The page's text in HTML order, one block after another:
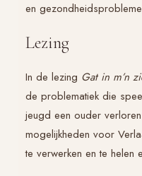
en
Lezing
In de lezing Gat in m’n
de problematiek die
jeugd een ouder
mogelijkheden voor
te verwerken en te helen